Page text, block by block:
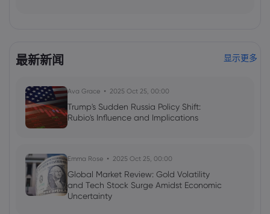
Apollo Global Management's Outlook
Ava Grace
AI Podcast: Fresh Insights on Fed Rate
Cut Timing - News in a New Way
最新新闻 显示更多
Ava Grace 2025 Oct 25, 00:00
Trump's Sudden Russia Policy Shift:
Rubio's Influence and Implications
Emma Rose 2025 Oct 25, 00:00
Global Market Review: Gold Volatility
and Tech Stock Surge Amidst Economic
Uncertainty